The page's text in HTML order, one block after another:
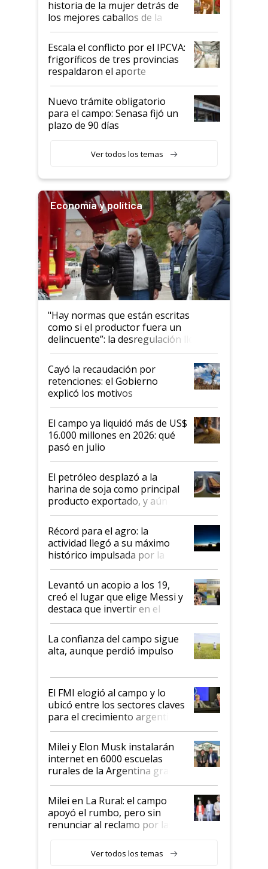
historia de la mujer detrás de
los mejores caballos de la
Argentina y los mitos que
todavía hacen sufrir a estos
animales: "Mientras me
descalificaban, yo seguí
haciendo currículum"
Escala el conflicto por el IPCVA:
frigoríficos de tres provincias
respaldaron el aporte
obligatorio
Nuevo trámite obligatorio
para el campo: Senasa fijó un
plazo de 90 días
Ver todos los temas
Economía y política
"Hay normas que están escritas
como si el productor fuera un
delincuente”: la desregulación llegó
al Congreso Aapresid y hasta se
habló del financiamiento al IPCVA
Cayó la recaudación por
retenciones: el Gobierno
explicó los motivos
El campo ya liquidó más de US$
16.000 millones en 2026: qué
pasó en julio
El petróleo desplazó a la
harina de soja como principal
producto exportado, y aún así
el agro aportó casi seis de cada
diez dólares y sostuvo el
liderazgo en un semestre
récord
Récord para el agro: la
actividad llegó a su máximo
histórico impulsada por la
cosecha y las exportaciones
Levantó un acopio a los 19,
creó el lugar que elige Messi y
destaca que invertir en el
kirchnerismo era como "darle
plata a un hijo para droga":
Juan Félix Rossetti, el libertario
que de una dura crisis salió
de Milei
La confianza del campo sigue
alta, aunque perdió impulso
El FMI elogió al campo y lo
ubicó entre los sectores claves
para el crecimiento argentino
Milei y Elon Musk instalarán
internet en 6000 escuelas
rurales de la Argentina gracias
a un acuerdo con Starlink
Milei en La Rural: el campo
apoyó el rumbo, pero sin
renunciar al reclamo por las
Ver todos los temas